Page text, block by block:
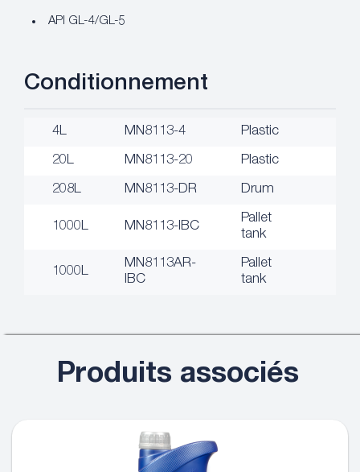
API GL-4/GL-5
Conditionnement
4L MN8113-4 Plastic
20L MN8113-20 Plastic
208L MN8113-DR Drum
1000L MN8113-IBC
Pallet
tank
1000L
MN8113AR-
IBC
Pallet
tank
Produits associés